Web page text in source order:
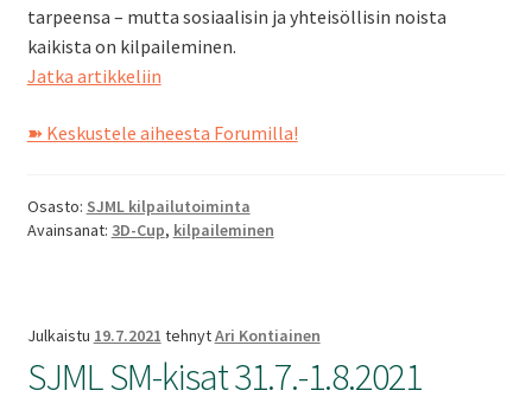
tarpeensa – mutta sosiaalisin ja yhteisöllisin noista
kaikista on kilpaileminen.
Jatka artikkeliinKilpailemisen
➽ Keskustele aiheesta Forumilla!
Osasto: SJML kilpailutoiminta
Avainsanat: 3D-Cup, kilpaileminen
Julkaistu 19.7.2021 tehnytAri Kontiainen
SJML SM-kisat 31.7.-1.8.2021